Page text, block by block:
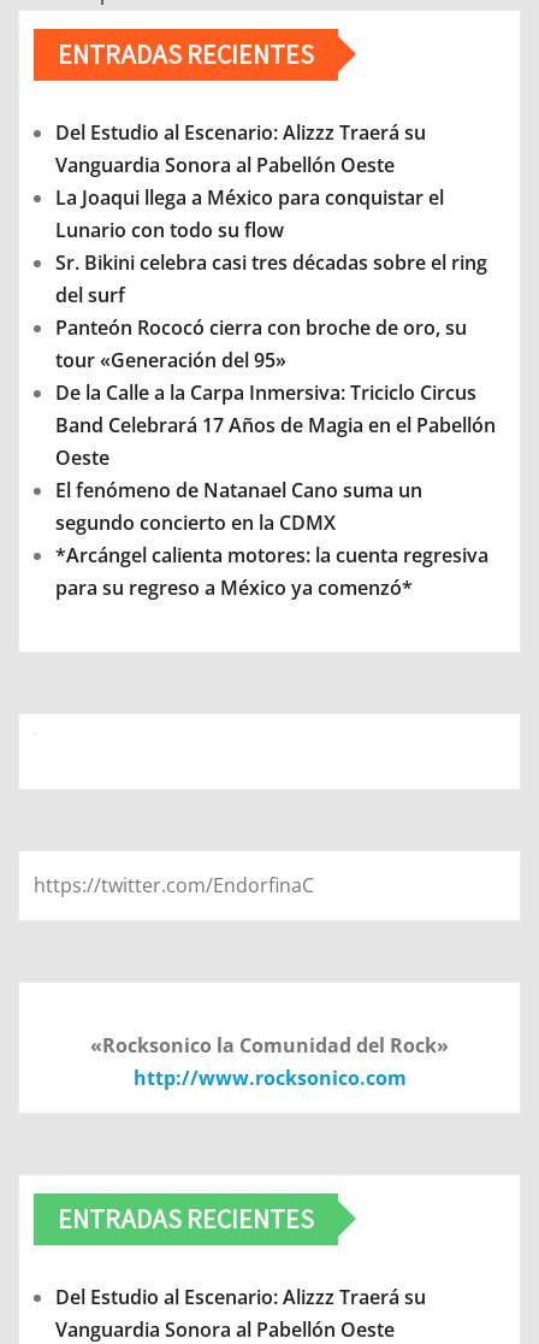
ENTRADAS RECIENTES
Del Estudio al Escenario: Alizzz Traerá su
Vanguardia Sonora al Pabellón Oeste
La Joaqui llega a México para conquistar el
Lunario con todo su flow
Sr. Bikini celebra casi tres décadas sobre el ring
del surf
Panteón Rococó cierra con broche de oro, su
tour «Generación del 95»
De la Calle a la Carpa Inmersiva: Triciclo Circus
Band Celebrará 17 Años de Magia en el Pabellón
Oeste
El fenómeno de Natanael Cano suma un
segundo concierto en la CDMX
*Arcángel calienta motores: la cuenta regresiva
para su regreso a México ya comenzó*
https://twitter.com/EndorfinaC
«Rocksonico la Comunidad del Rock»
http://www.rocksonico.com
ENTRADAS RECIENTES
Del Estudio al Escenario: Alizzz Traerá su
Vanguardia Sonora al Pabellón Oeste